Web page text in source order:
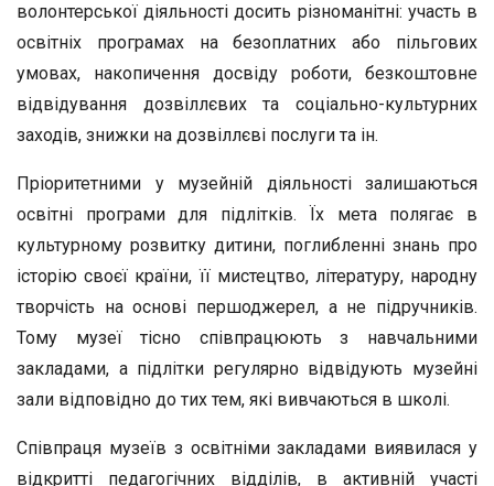
волонтерської діяльності досить різноманітні: участь в
освітніх програмах на безоплатних або пільгових
умовах, накопичення досвіду роботи, безкоштовне
відвідування дозвіллєвих та соціально-культурних
заходів, знижки на дозвіллєві послуги та ін.
Пріоритетними у музейній діяльності залишаються
освітні програми для підлітків. Їх мета полягає в
культурному розвитку дитини, поглибленні знань про
історію своєї країни, її мистецтво, літературу, народну
творчість на основі першоджерел, а не підручників.
Тому музеї тісно співпрацюють з навчальними
закладами, а підлітки регулярно відвідують музейні
зали відповідно до тих тем, які вивчаються в школі.
Співпраця музеїв з освітніми закладами виявилася у
відкритті педагогічних відділів, в активній участі